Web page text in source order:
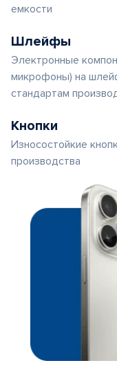
емкости
Шлейфы
Электронные
микрофоны) на
стандартам
Кнопки
Износостойкие
производства